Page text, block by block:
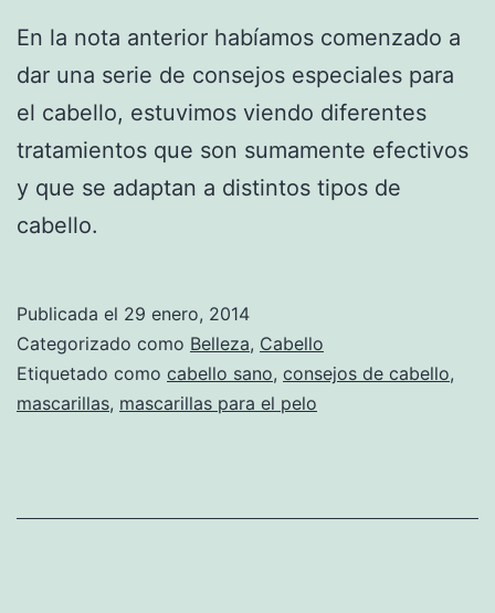
En la nota anterior habíamos comenzado a
dar una serie de consejos especiales para
el cabello, estuvimos viendo diferentes
tratamientos que son sumamente efectivos
y que se adaptan a distintos tipos de
cabello.
Publicada el 29 enero, 2014
Categorizado como Belleza, Cabello
Etiquetado como cabello sano, consejos de cabello,
mascarillas, mascarillas para el pelo